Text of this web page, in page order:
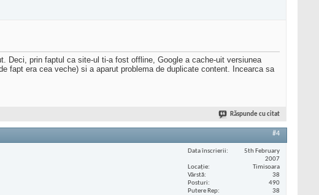
Deci, prin faptul ca site-ul ti-a fost offline, Google a cache-uit versiunea
fapt era cea veche) si a aparut problema de duplicate content. Incearca sa
Răspunde cu citat
#4
Data înscrierii
5th February
2007
Locaţie
Timisoara
Vârstă
38
Posturi
490
Putere Rep
38